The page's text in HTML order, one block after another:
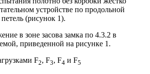
устройстве по продольной
(рисунок 1).
в зоне засова замка по 4.3.2 в
приведенной на рисунке 1.
F2, F3, F4 и F5